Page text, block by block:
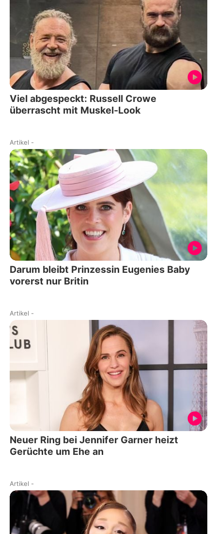
Viel abgespeckt: Russell Crowe
überrascht mit Muskel-Look
Artikel -
Darum bleibt Prinzessin Eugenies Baby
vorerst nur Britin
Artikel -
Neuer Ring bei Jennifer Garner heizt
Gerüchte um Ehe an
Artikel -